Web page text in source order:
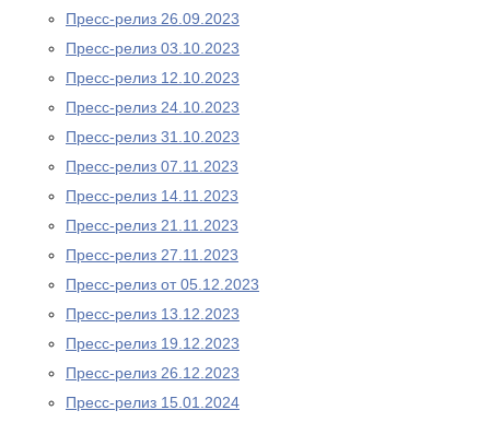
Пресс-релиз 26.09.2023
Пресс-релиз 03.10.2023
Пресс-релиз 12.10.2023
Пресс-релиз 24.10.2023
Пресс-релиз 31.10.2023
Пресс-релиз 07.11.2023
Пресс-релиз 14.11.2023
Пресс-релиз 21.11.2023
Пресс-релиз 27.11.2023
Пресс-релиз от 05.12.2023
Пресс-релиз 13.12.2023
Пресс-релиз 19.12.2023
Пресс-релиз 26.12.2023
Пресс-релиз 15.01.2024